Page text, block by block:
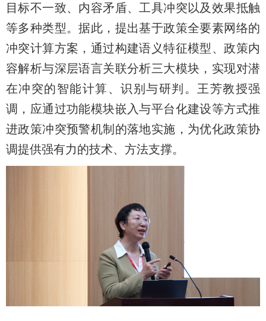
目标不一致、内容矛盾、工具冲突以及效果抵触
等多种类型。据此，提出基于政策全要素网络的
冲突计算方案，通过构建语义特征模型、政策内
容解析与深层语言关联分析三大模块，实现对潜
在冲突的智能计算、识别与研判。王芳教授强
调，应通过功能模块嵌入与平台化建设等方式推
进政策冲突预警机制的落地实施，为优化政策协
调提供强有力的技术、方法支撑。